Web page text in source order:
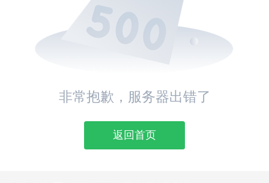
非常抱歉，服务器出错了
返回首页